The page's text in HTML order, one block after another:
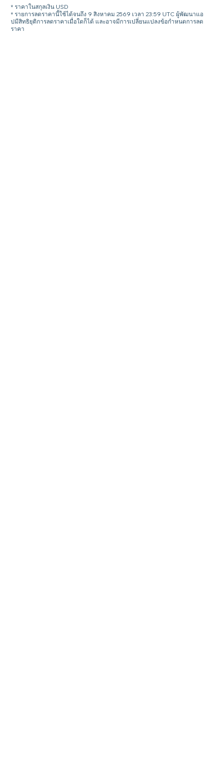
* ราคาในสกุลเงิน USD
* รายการลดราคานี้ใช้ได้จนถึง 9 สิงหาคม 2569 เวลา 23:59 UTC ผู้พัฒนาแอ
ปมีสิทธิยุติการลดราคาเมื่อใดก็ได้ และอาจมีการเปลี่ยนแปลงข้อกำหนดการลด
ราคา